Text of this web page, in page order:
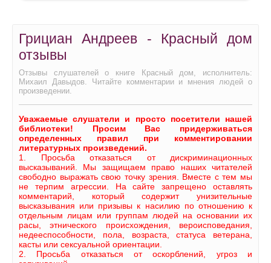
Грициан Андреев - Красный дом
отзывы
Отзывы слушателей о книге Красный дом, исполнитель:
Михаил Давыдов. Читайте комментарии и мнения людей о
произведении.
Уважаемые слушатели и просто посетители нашей
библиотеки! Просим Вас придерживаться
определенных правил при комментировании
литературных произведений.
1. Просьба отказаться от дискриминационных
высказываний. Мы защищаем право наших читателей
свободно выражать свою точку зрения. Вместе с тем мы
не терпим агрессии. На сайте запрещено оставлять
комментарий, который содержит унизительные
высказывания или призывы к насилию по отношению к
отдельным лицам или группам людей на основании их
расы, этнического происхождения, вероисповедания,
недееспособности, пола, возраста, статуса ветерана,
касты или сексуальной ориентации.
2. Просьба отказаться от оскорблений, угроз и